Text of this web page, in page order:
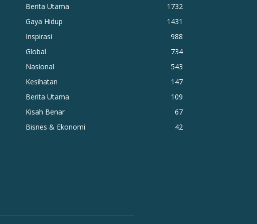
Berita Utama
1732
Gaya Hidup
1431
Inspirasi
988
Global
734
Nasional
543
Kesihatan
147
Berita Utama
109
Kisah Benar
67
Bisnes & Ekonomi
42